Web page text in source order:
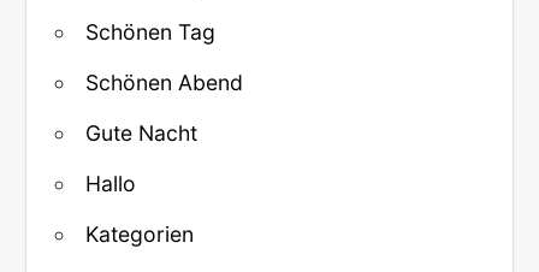
Schönen Tag
Schönen Abend
Gute Nacht
Hallo
Kategorien